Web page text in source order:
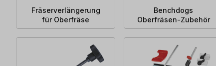
Fräserverlängerung
für Oberfräse
Benchdogs
Oberfräsen-Zubehör